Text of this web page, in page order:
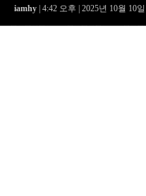
iamhy | 4:42 오후 | 2025년 10월 10일